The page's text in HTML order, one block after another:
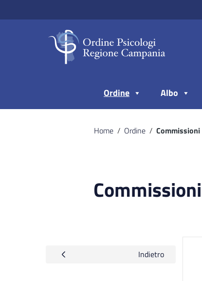
Vai al menu di navigazione
Vai al footer
Ordine Albo
Home / Ordine / Commissioni
Commissioni
Indietro